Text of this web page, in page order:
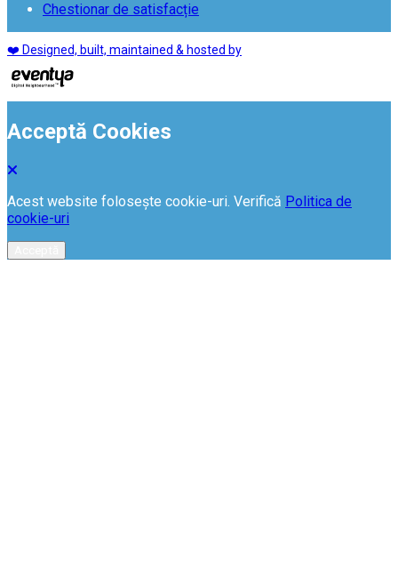
Chestionar de satisfacție
❤️ Designed, built, maintained & hosted by
Acceptă Cookies
Acest website folosește cookie-uri. Verifică Politica de
cookie-uri